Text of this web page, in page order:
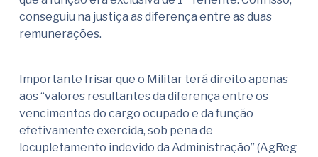
conseguiu na justiça as diferença entre as duas
remunerações.
Importante frisar que o Militar terá direito apenas
aos “valores resultantes da diferença entre os
vencimentos do cargo ocupado e da função
efetivamente exercida, sob pena de
locupletamento indevido da Administração” (AgReg